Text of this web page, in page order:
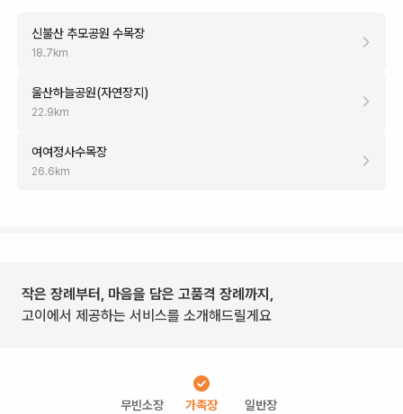
신불산 추모공원 수목장
18.7 km
울산하늘공원(자연장지)
22.9 km
여여정사수목장
26.6 km
작은 장례부터, 마음을 담은 고품격 장례까지,
고이에서 제공하는 서비스를 소개해드릴게요